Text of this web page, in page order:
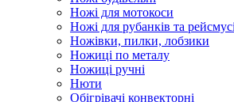
Ножі для мотокоси
Ножі для рубанків та
Ножівки, пилки, лобзики
Ножиці по металу
Ножиці ручні
Нюти
Обігрівачі конвекторні